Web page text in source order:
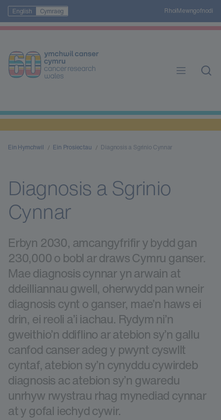
English Cymraeg RhoiMewngofnodi
Ein Hymchwil Ein Prosiectau Diagnosis a Sgrinio Cynnar
Diagnosis a Sgrinio
Cynnar
Erbyn 2030, amcangyfrifir y bydd gan
230,000 o bobl ar draws Cymru ganser.
Mae diagnosis cynnar yn arwain at
ddeilliannau gwell, oherwydd pan wneir
diagnosis cynt o ganser, mae’n haws ei
drin, ei reoli a’i iachau. Rydym ni’n
gweithio’n ddiflino ar atebion sy’n gallu
canfod canser adeg y pwynt cyswllt
cyntaf, atebion sy’n cynyddu cywirdeb
diagnosis ac atebion sy’n gwaredu
unrhyw rwystrau rhag mynediad cynnar
at y gofal iechyd cywir.